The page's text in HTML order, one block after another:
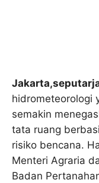
hidrometeorologi
semakin
tata ruang
risiko bencana.
Menteri Agraria
Badan